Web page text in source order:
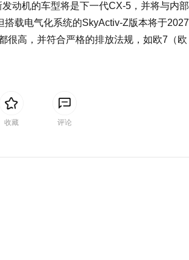
动机的车型将是下一代CX-5，并将与内部
载电气化系统的SkyActiv-Z版本将于2027
很高，并符合严格的排放法规，如欧7（欧
收藏 评论